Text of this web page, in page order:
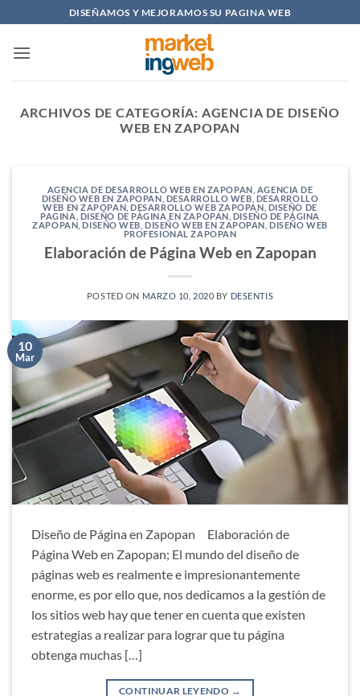
al
contenido
DISEÑAMOS Y MEJORAMOS SU PAGINA WEB
ARCHIVOS DE CATEGORÍA: AGENCIA DE DISEÑO
WEB EN ZAPOPAN
AGENCIA DE DESARROLLO WEB EN ZAPOPAN AGENCIA DE
DISEÑO WEB EN ZAPOPAN DESARROLLO WEB, DESARROLLO
WEB EN ZAPOPAN ,DESARROLLO WEB ZAPOPAN DISEÑO DE
PAGINA DISEÑO DE PÁGINA EN ZAPOPAN DISEÑO DE PÁGINA
ZAPOPAN ,DISEÑO WEB ,DISEÑO WEB EN ZAPOPAN ,DISEÑO WEB
PROFESIONAL ZAPOPAN
Elaboración de Página Web en Zapopan
POSTED ON MARZO 10, 2020 BY DESENTIS
10
Mar
Diseño de Página en Zapopan Elaboración de
Página Web en Zapopan; El mundo del diseño de
páginas web es realmente e impresionantemente
enorme, es por ello que, nos dedicamos a la gestión de
los sitios web hay que tener en cuenta que existen
estrategias a realizar para lograr que tu página
obtenga muchas […]
CONTINUAR LEYENDO →